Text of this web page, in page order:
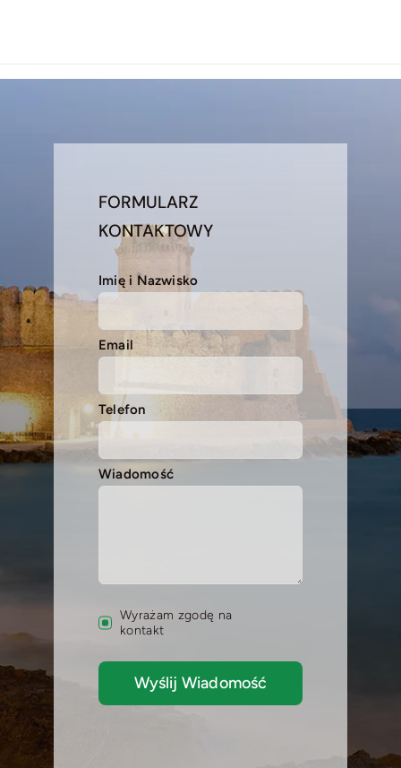
FORMULARZ
KONTAKTOWY
Imię i Nazwisko
Email
Telefon
Wiadomość
Wyrażam zgodę na
kontakt
Wyślij Wiadomość